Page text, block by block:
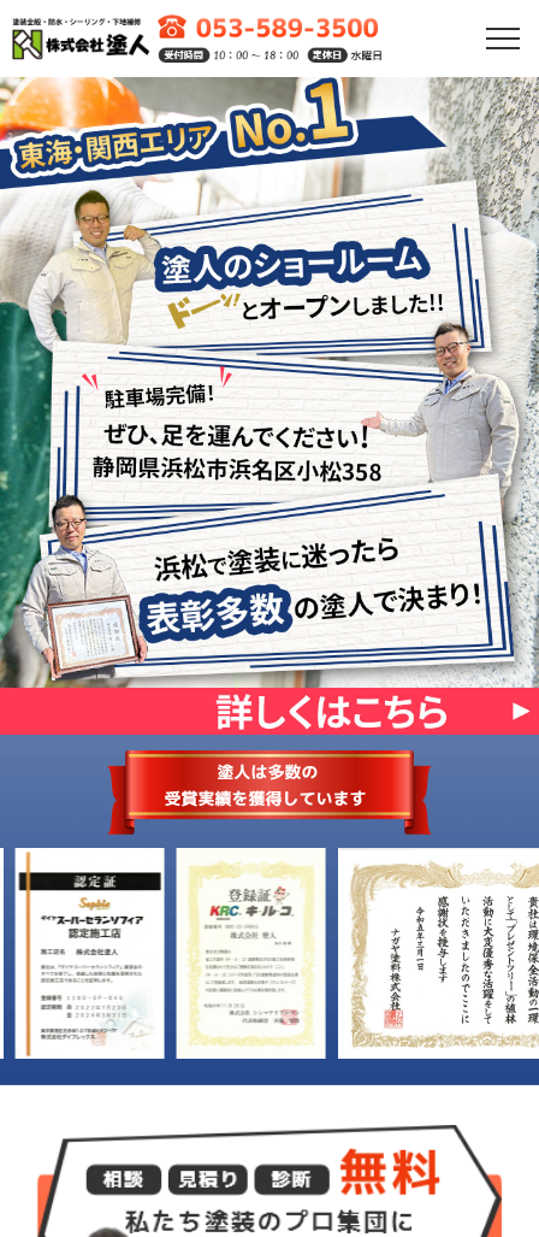
HOME
会社紹介
お客さまとの6つのお約束
選ばれる理由
外壁塗装プラン
屋根塗装プラン
アステックペイントプラン
施工事例
初めての方へ
名古屋ショールーム
浜松ショールーム
新着情報